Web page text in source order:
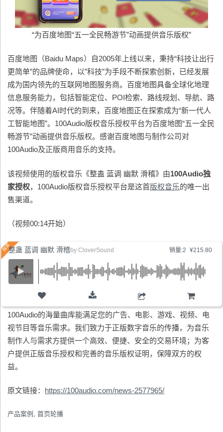
“为百度地图“五一全民畅游节”动画提供音乐版权”
百度地图（Baidu Maps）自2005年上线以来，秉持“科技让出行
更简单”的品牌使命，以”科技”为手段不断探索创新，已经发展
成为国内领先的互联网地图服务商。百度地图具备全球化地理
信息服务能力，包括智能定位、POI检索、路线规划、导航、路
况等。伴随着AI时代的到来，百度地图正在探索成为“新一代人
工智能地图”。100Audio版权音乐授权平台为百度地图“五一全民
畅游节”动画提供音乐版权。感谢百度地图与制作公司对
100Audio及正版商用音乐的支持。
该视频使用的版权音乐《整蛊 蓝调 幽默 滑稽》由100Audio独
家授权，100Audio版权音乐授权平台是这首版权音乐的唯一出
售渠道。
（视频00:14开始）
销量:2 ¥215.80
整蛊 蓝调 幽默 滑稽by CloverSound
100Audio的海量曲库能满足您的广告、电影、游戏、视频、电
视节目等音乐需求。我们致力于正版数字音乐的传播，为音乐
制作人与需求方提供一个高效、便捷、安全的交易环境；为客
户提供正版音乐授权和完善的音乐版权证明，保障双方的权
益。
原文链接： https://100audio.com/news-2577965/
产品案例 首页轮播